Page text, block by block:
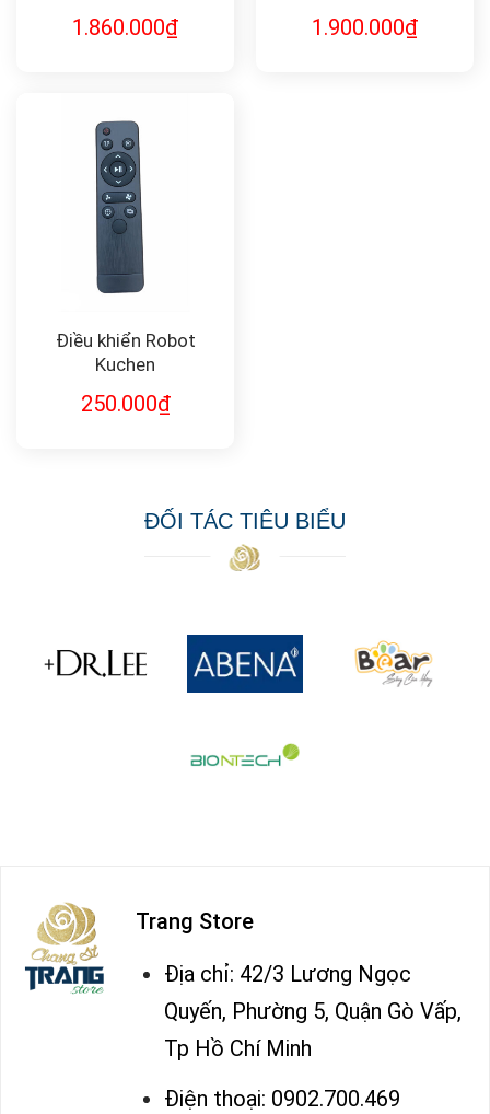
1.860.000₫ 1.900.000₫
Điều khiển Robot
Kuchen
250.000₫
ĐỐI TÁC TIÊU BIỂU
Trang Store
Địa chỉ: 42/3 Lương Ngọc
Quyến, Phường 5, Quận Gò Vấp,
Tp Hồ Chí Minh
Điện thoại: 0902.700.469